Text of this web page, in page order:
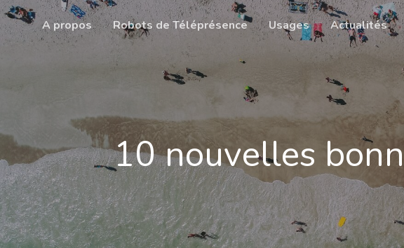
Skip
to
A propos Robots de Téléprésence Usages Actualités
10 nouvelles